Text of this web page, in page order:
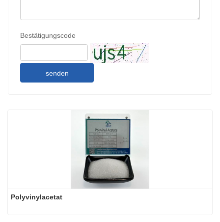
Bestätigungscode
senden
Polyvinylacetat